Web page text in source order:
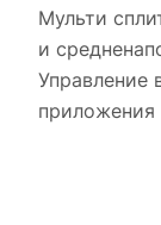
Мульти
и
Управление
приложения